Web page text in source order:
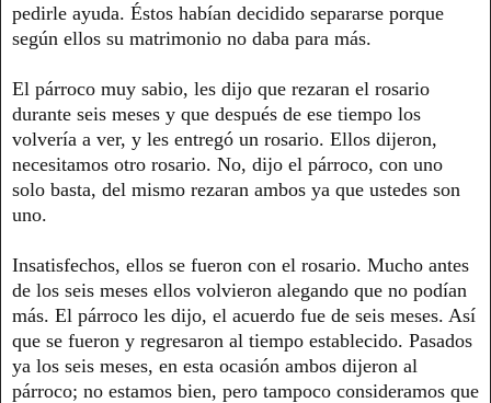
pedirle ayuda. Éstos habían decidido separarse porque
según ellos su matrimonio no daba para más.
El párroco muy sabio, les dijo que rezaran el rosario
durante seis meses y que después de ese tiempo los
volvería a ver, y les entregó un rosario. Ellos dijeron,
necesitamos otro rosario. No, dijo el párroco, con uno
solo basta, del mismo rezaran ambos ya que ustedes son
uno.
Insatisfechos, ellos se fueron con el rosario. Mucho antes
de los seis meses ellos volvieron alegando que no podían
más. El párroco les dijo, el acuerdo fue de seis meses. Así
que se fueron y regresaron al tiempo establecido. Pasados
ya los seis meses, en esta ocasión ambos dijeron al
párroco; no estamos bien, pero tampoco consideramos que